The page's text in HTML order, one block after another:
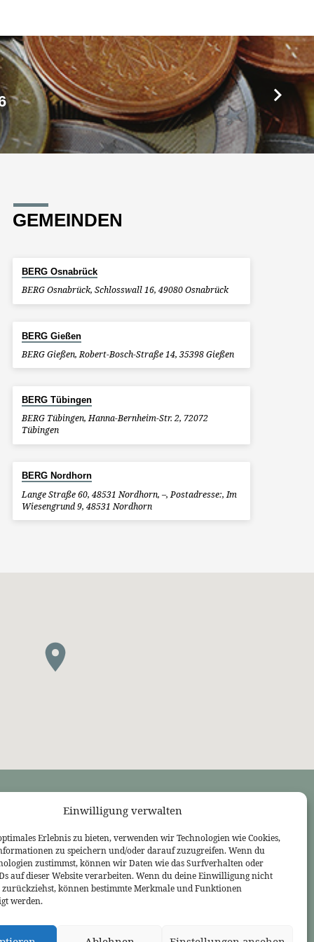
Einwilligung verwalten
Erlebnis zu bieten, verwenden wir Technologien wie Cookies,
zu speichern und/oder darauf zuzugreifen. Wenn du
zustimmst, können wir Daten wie das Surfverhalten oder
auf dieser Website verarbeiten. Wenn du deine Einwilligung nicht
können bestimmte Merkmale und Funktionen
werden.
GEMEINDEN
BERG Osnabrück
BERG Osnabrück, Schlosswall 16, 49080 Osnabrück
BERG Gießen
BERG Gießen, Robert-Bosch-Straße 14, 35398 Gießen
BERG Tübingen
BERG Tübingen, Hanna-Bernheim-Str. 2, 72072
Tübingen
BERG Nordhorn
Lange Straße 60, 48531 Nordhorn, –, Postadresse:, Im
Wiesengrund 9, 48531 Nordhorn
Bekennende Evangelisch-Reformierte Gemeinde Nordhorn
Bekennende Evangelisch-Reformierte Gemeinde Gießen
Bekennende Evangelisch-Reformierte Gemeinde Tübingen
Akademie für Reformatorische Theologie
Bekennende Kirche (kostenlose Zeitschrift)
Josia Blog
3L Verlag
Betanien Verlag